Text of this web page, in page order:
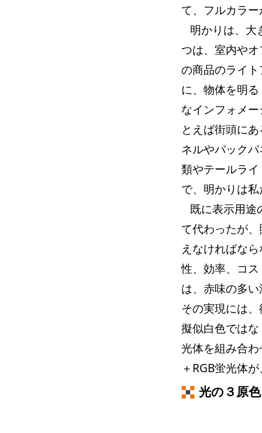
て、フルカラ
明かりは、大
つは、室内や
の商品のライ
に、物体を明
なインフォメ
とえば街頭に
ネルやバック
類やテールラ
で、明かりは
既に表示用途
て代わったが
えなければな
性、効率、コ
は、赤味の多
その実現には
擬似白色では
光体を組み合
＋RGB蛍光体
光の３原色